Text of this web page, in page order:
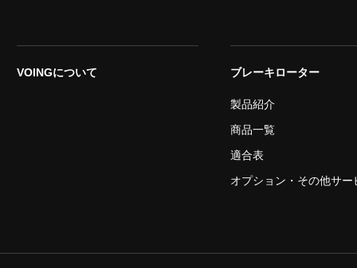
VOINGについて ブレーキローター
製品紹介
商品一覧
適合表
オプション・その他サー